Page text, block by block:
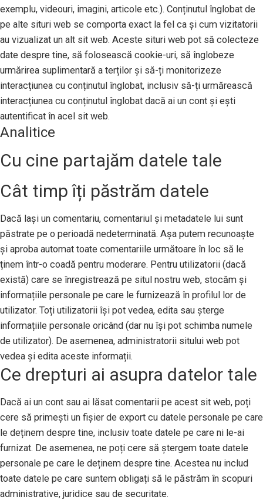
exemplu, videouri, imagini, articole etc.). Conținutul înglobat de
pe alte situri web se comporta exact la fel ca și cum vizitatorii
au vizualizat un alt sit web. Aceste situri web pot să colecteze
date despre tine, să folosească cookie-uri, să înglobeze
urmărirea suplimentară a terților și să-ți monitorizeze
interacțiunea cu conținutul înglobat, inclusiv să-ți urmărească
interacțiunea cu conținutul înglobat dacă ai un cont și ești
autentificat în acel sit web.
Analitice
Cu cine partajăm datele tale
Cât timp îți păstrăm datele
Dacă lași un comentariu, comentariul și metadatele lui sunt
păstrate pe o perioadă nedeterminată. Așa putem recunoaște
și aproba automat toate comentariile următoare în loc să le
ținem într-o coadă pentru moderare. Pentru utilizatorii (dacă
există) care se înregistrează pe situl nostru web, stocăm și
informațiile personale pe care le furnizează în profilul lor de
utilizator. Toți utilizatorii își pot vedea, edita sau șterge
informațiile personale oricând (dar nu își pot schimba numele
de utilizator). De asemenea, administratorii sitului web pot
vedea și edita aceste informații.
Ce drepturi ai asupra datelor tale
Dacă ai un cont sau ai lăsat comentarii pe acest sit web, poți
cere să primești un fișier de export cu datele personale pe care
le deținem despre tine, inclusiv toate datele pe care ni le-ai
furnizat. De asemenea, ne poți cere să ștergem toate datele
personale pe care le deținem despre tine. Acestea nu includ
toate datele pe care suntem obligați să le păstrăm în scopuri
administrative, juridice sau de securitate.